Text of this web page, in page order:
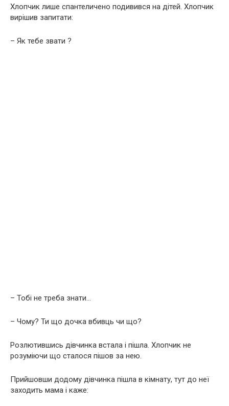
Хлопчик лише спантеличено подивився на дітей. Хлопчик
вирішив запитати:
– Як тебе звати ?
– Тобі не треба знати…
– Чому? Ти що дочка вбивць чи що?
Розлютившись дівчинка встала і пішла. Хлопчик не
розуміючи що сталося пішов за нею.
Прийшовши додому дівчинка пішла в кімнату, тут до неї
заходить мама і каже: